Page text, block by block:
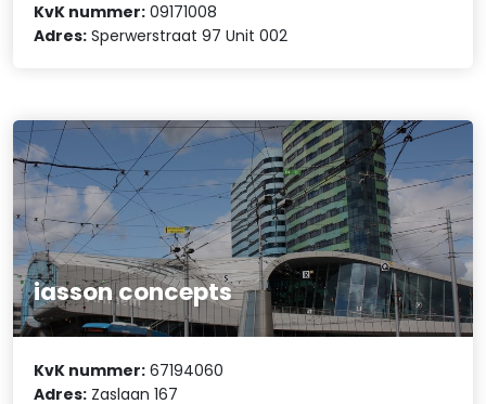
KvK nummer: 09171008
Adres: Sperwerstraat 97 Unit 002
iasson concepts
KvK nummer: 67194060
Adres: Zaslaan 167